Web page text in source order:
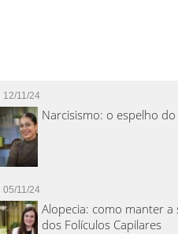
12/11/24
Narcisismo: o espelho do
05/11/24
Alopecia: como manter a
dos Folículos Capilares